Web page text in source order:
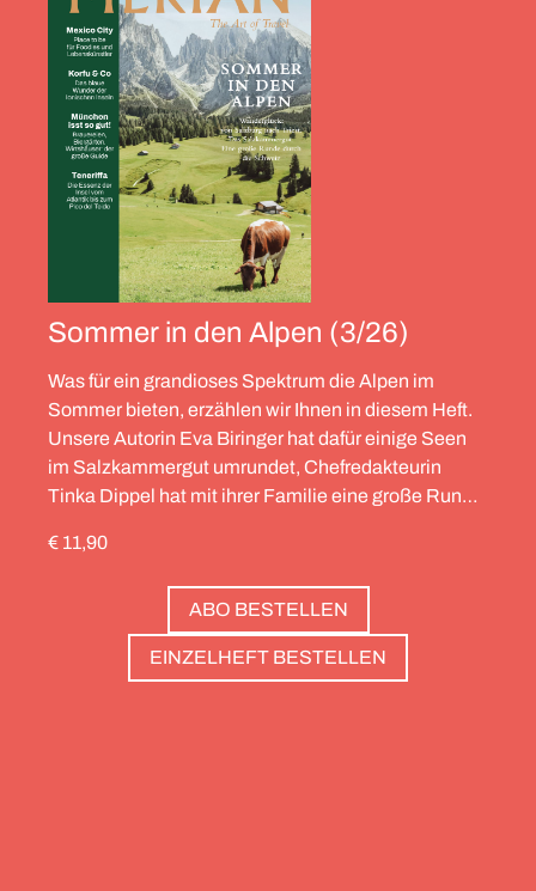
Sommer in den Alpen (3/26)
Was für ein grandioses Spektrum die Alpen im
Sommer bieten, erzählen wir Ihnen in diesem Heft.
Unsere Autorin Eva Biringer hat dafür einige Seen
im Salzkammergut umrundet, Chefredakteurin
Tinka Dippel hat mit ihrer Familie eine große Runde
Helfrich ist über viele Gipfel gegangen – von
Salzburg bis nach Triest. Und die Redaktion hat
zwölf Hotels gesammelt, die zweierlei gemeinsam
haben: Sie sind die perfekte Basis, um Gipfel zu
stürmen. Und sie haben wunderschöne Pools, um
€ 11,90
ABO BESTELLEN
EINZELHEFT BESTELLEN